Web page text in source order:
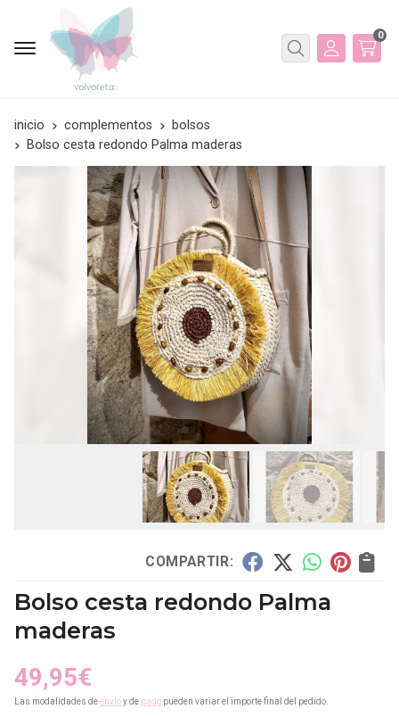
Buscar
0
inicio complementos
bolsos
Bolso cesta redondo Palma maderas
COMPARTIR:
Bolso cesta redondo Palma
maderas
49,95€
Las modalidades deenvíoy de pago pueden variar el importe final del pedido.